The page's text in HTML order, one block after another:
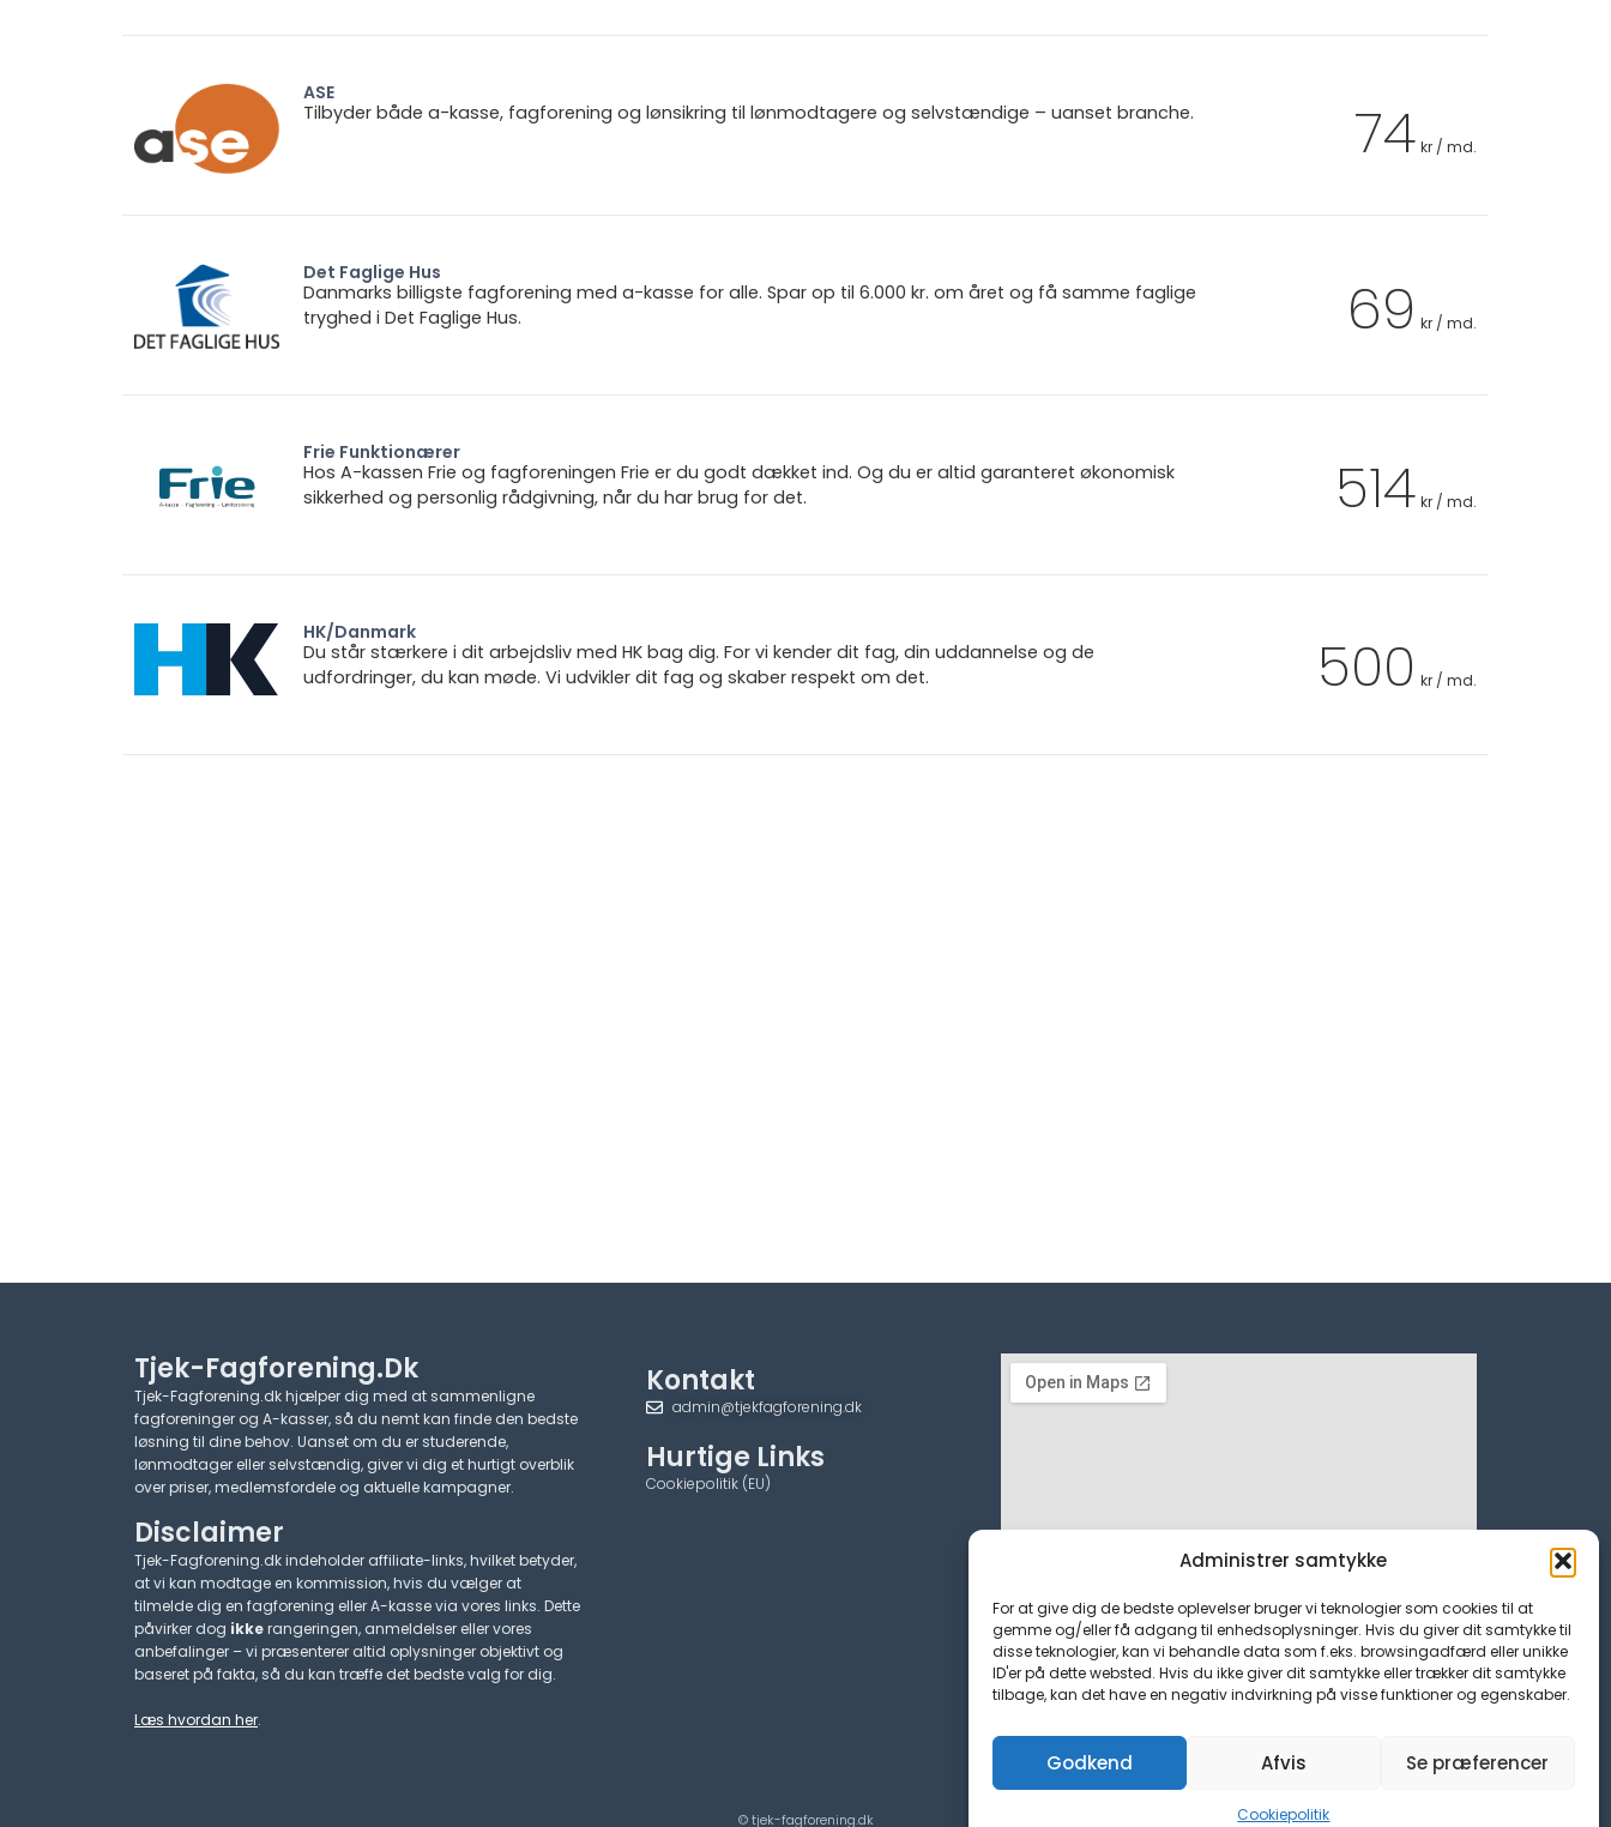
Administrer samtykke
For at give dig de bedste oplevelser bruger vi teknologier som cookies til at
gemme og/eller få adgang til enhedsoplysninger. Hvis du giver dit samtykke til
disse teknologier, kan vi behandle data som f.eks. browsingadfærd eller unikke
ID'er på dette websted. Hvis du ikke giver dit samtykke eller trækker dit samtykke
tilbage, kan det have en negativ indvirkning på visse funktioner og egenskaber.
Godkend Afvis Se præferencer
Cookiepolitik
ASE
Tilbyder både a-kasse, fagforening og lønsikring til lønmodtagere og selvstændige – uanset branche.
74 kr / md.
Det Faglige Hus
Danmarks billigste fagforening med a-kasse for alle. Spar op til 6.000 kr. om året og få samme faglige
tryghed i Det Faglige Hus.
69 kr / md.
Frie Funktionærer
Hos A-kassen Frie og fagforeningen Frie er du godt dækket ind. Og du er altid garanteret økonomisk
sikkerhed og personlig rådgivning, når du har brug for det.
514 kr / md.
HK/Danmark
Du står stærkere i dit arbejdsliv med HK bag dig. For vi kender dit fag, din uddannelse og de
udfordringer, du kan møde. Vi udvikler dit fag og skaber respekt om det.
500 kr / md.
Tjek-Fagforening.dk
Tjek-Fagforening.dk hjælper dig med at sammenligne
fagforeninger og A-kasser, så du nemt kan finde den bedste
løsning til dine behov. Uanset om du er studerende,
lønmodtager eller selvstændig, giver vi dig et hurtigt overblik
over priser, medlemsfordele og aktuelle kampagner.​
Disclaimer
Tjek-Fagforening.dk indeholder affiliate-links, hvilket betyder,
at vi kan modtage en kommission, hvis du vælger at
tilmelde dig en fagforening eller A-kasse via vores links. Dette
påvirker dog ikkerangeringen, anmeldelser eller vores
anbefalinger – vi præsenterer altid oplysninger objektivt og
baseret på fakta, så du kan træffe det bedste valg for dig.
Læs hvordan her.
Kontakt
admin@tjekfagforening.dk
Hurtige Links
Cookiepolitik (EU)
© tjek-fagforening.dk